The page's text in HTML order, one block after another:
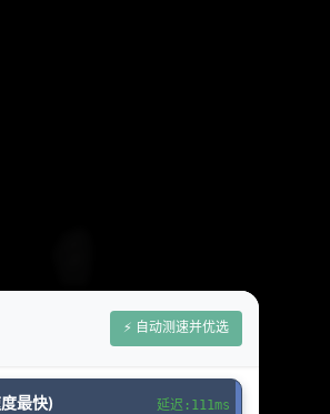
⚡ 自动测速并优选
最快) 延迟:111ms